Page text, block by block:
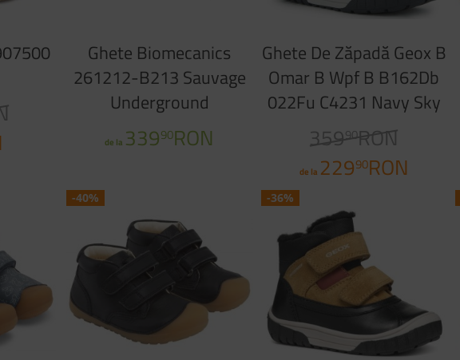
Ghete Biomecanics
261212-B213 Sauvage
Underground
de la 33990RON
Ghete De Zăpadă Geox B
Omar B Wpf B B162Db
022Fu C4231 Navy Sky
35990RON
de la 22990RON
-40% -36%